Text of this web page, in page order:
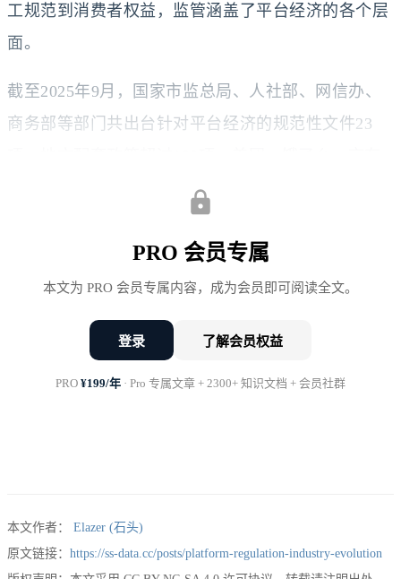
工规范到消费者权益，监管涵盖了平台经济的各个层
面。
截至2025年9月，国家市监总局、人社部、网信办、
商务部等部门共出台针对平台经济的规范性文件23
等主要平台累计收到监管函询56次，整改要求涉及业
务调整、技术改造、流程优化等多个方面。
监管逻辑的深层变化
本轮监管与以往不同，体现出以下特点：
从事后处罚到事前预防 ：强调合规体系建设
监管部门不再简单地”管住”平台，而是要”管好”平
台，通过规范化发展释放平台经济的正向价值，实现
PRO 会员专属
本文为 PRO 会员专属内容，成为会员即可阅读全文。
登录 了解会员权益
PRO ¥199/年 · Pro 专属文章 + 2300+ 知识文档 + 会员社群
本文作者：
Elazer (石头)
原文链接： https://ss-data.cc/posts/platform-regulation-industry-evolution